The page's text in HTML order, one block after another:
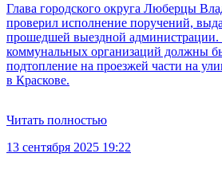
Глава городского округа Люберцы
проверил исполнение поручений,
прошедшей выездной администрации.
коммунальных организаций должны
подтопление на проезжей части на
в Краскове.
Читать полностью
13 сентября 2025 19:22